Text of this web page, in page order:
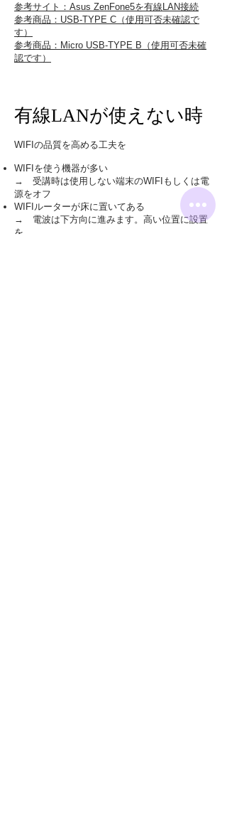
参考サイト：Asus ZenFone5を有線LAN接続
参考商品：USB-TYPE C​（使用可否未確認で
す）
参考商品：Micro USB-TYPE B （使用可否未確
認です）
有線LANが使えない時
WIFIの品質を高める工夫を
WIFIを使う機器が多い
→ 受講時は使用しない端末のWIFIもしくは電
源をオフ
WIFIルーターが床に置いてある
→ 電波は下方向に進みます。高い位置に設置
を